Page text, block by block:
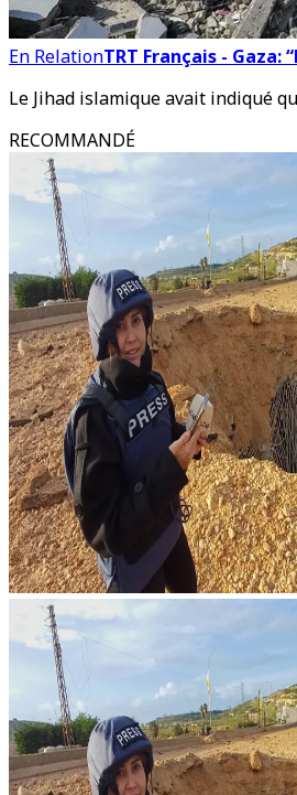
En RelationTRT Français -
Le Jihad islamique avait indiqué
RECOMMANDÉ